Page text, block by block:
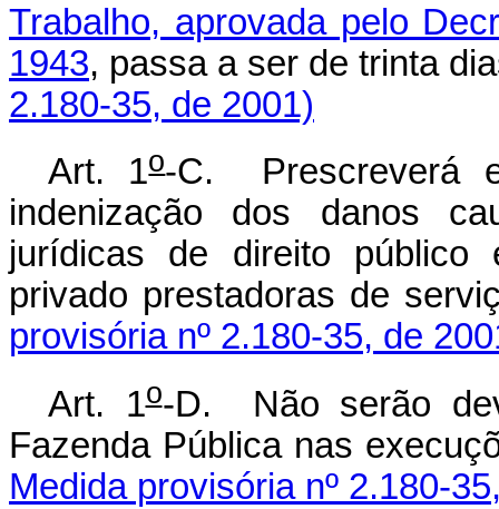
Trabalho, aprovada pelo
1943, passa a ser de trinta
2.180-35, de 2001)
Art. 1o-C. Prescreverá
indenização dos danos
jurídicas de direito
privado prestadoras de
provisória nº 2.180-35, de
Art. 1o-D. Não serão
Fazenda Pública nas
Medida provisória nº 2.180-